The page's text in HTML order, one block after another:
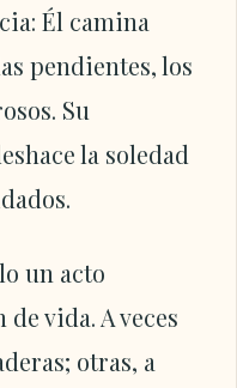
Él camina
pendientes, los
Su
la soledad
un acto
vida. A veces
otras, a